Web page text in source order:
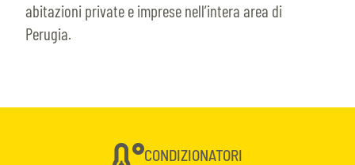
abitazioni private e imprese nell’intera area di
Perugia.
CONDIZIONATORI